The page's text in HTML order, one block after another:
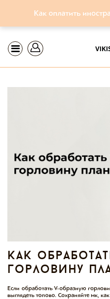
Как оплатить
как
горловину
Если обработать V-образную
выглядеть топово. Сохраняйте мк,